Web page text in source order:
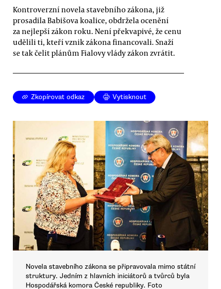
Kontroverzní novela stavebního zákona, již
prosadila Babišova koalice, obdržela ocenění
za nejlepší zákon roku. Není překvapivé, že cenu
udělili ti, kteří vznik zákona financovali. Snaží
se tak čelit plánům Fialovy vlády zákon zvrátit.
Zkopírovat odkaz Vytisknout
Novela stavebního zákona se připravovala mimo státní
struktury. Jedním z hlavních iniciátorů a tvůrců byla
Hospodářská komora České republiky. Foto